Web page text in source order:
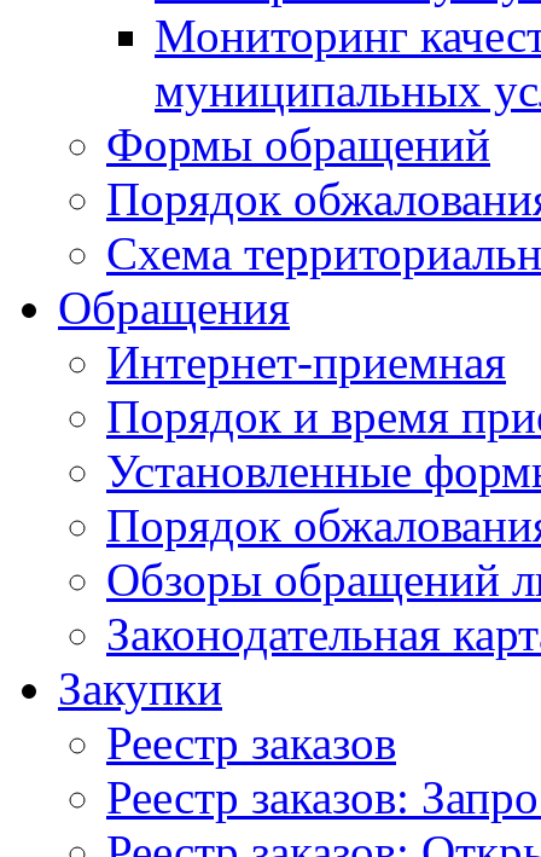
Мониторинг
муниципальных
Формы обращений
Порядок
Схема
Обращения
Интернет-приемная
Порядок и время
Установленные
Порядок
Обзоры обращений
Законодательная
Закупки
Реестр заказов
Реестр заказов: